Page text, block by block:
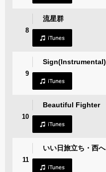
8
流星群
9
Sign(Instrumental)
10
Beautiful Fighter
11
いい日旅立ち・西へ